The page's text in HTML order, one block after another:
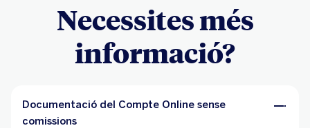
Necessites més
informació?
Documentació del Compte Online sense
comissions